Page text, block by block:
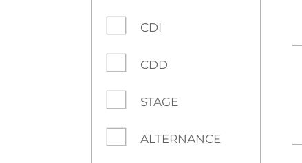
CDI
CDD
STAGE
ALTERNANCE